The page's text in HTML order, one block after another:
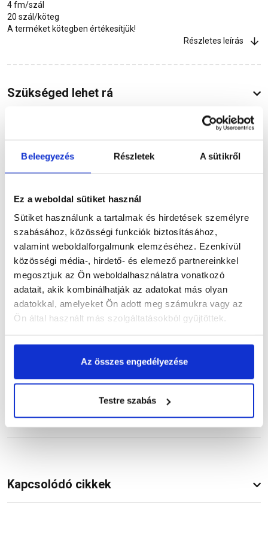
Beleegyezés Részletek A sütikről
Ez a weboldal sütiket használ
Sütiket használunk a tartalmak és hirdetések személyre
szabásához, közösségi funkciók biztosításához,
valamint weboldalforgalmunk elemzéséhez. Ezenkívül
közösségi média-, hirdető- és elemező partnereinkkel
megosztjuk az Ön weboldalhasználatra vonatkozó
adatait, akik kombinálhatják az adatokat más olyan
adatokkal, amelyeket Ön adott meg számukra vagy az
Ön által használt más szolgáltatásokból gyűjtöttek.
Az összes engedélyezése
Testre szabás
4 fm/szál
20 szál/köteg
A terméket kötegben értékesítjük!
Részletes leírás
Szükséged lehet rá
Részletes leírás
Termékinformáció
Dokumentumok(2)
Kérdések és válaszok
Kapcsolódó cikkek